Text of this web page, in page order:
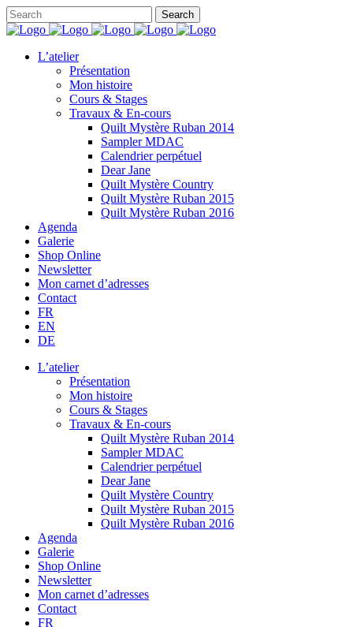
L’atelier
Présentation
Mon histoire
Cours & Stages
Travaux & En-cours
Quilt Mystère Ruban 2014
Sampler MDAC
Calendrier perpétuel
Dear Jane
Quilt Mystère Country
Quilt Mystère Ruban 2015
Quilt Mystère Ruban 2016
Agenda
Galerie
Shop Online
Newsletter
Mon carnet d’adresses
Contact
FR
EN
DE
L’atelier
Présentation
Mon histoire
Cours & Stages
Travaux & En-cours
Quilt Mystère Ruban 2014
Sampler MDAC
Calendrier perpétuel
Dear Jane
Quilt Mystère Country
Quilt Mystère Ruban 2015
Quilt Mystère Ruban 2016
Agenda
Galerie
Shop Online
Newsletter
Mon carnet d’adresses
Contact
FR